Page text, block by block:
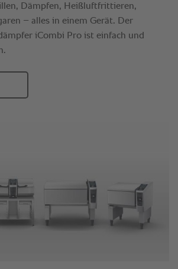
Dämpfen, Heißluftfrittieren,
– alles in einem Gerät. Der
iCombi Pro ist einfach und